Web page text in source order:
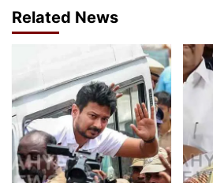
Related News